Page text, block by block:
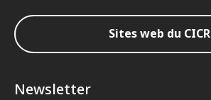
Sites web du CICR
Newsletter